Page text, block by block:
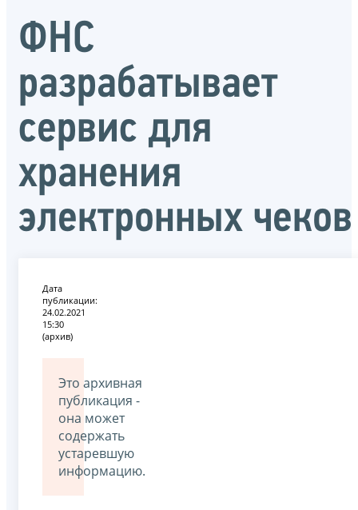
ФНС
разрабатывает
сервис для
хранения
электронных чеков
Дата
публикации:
24.02.2021
15:30
(архив)
Это архивная
публикация -
она может
содержать
устаревшую
информацию.